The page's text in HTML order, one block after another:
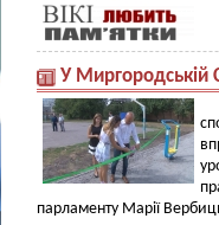
У Миргородській
парламенту Марії